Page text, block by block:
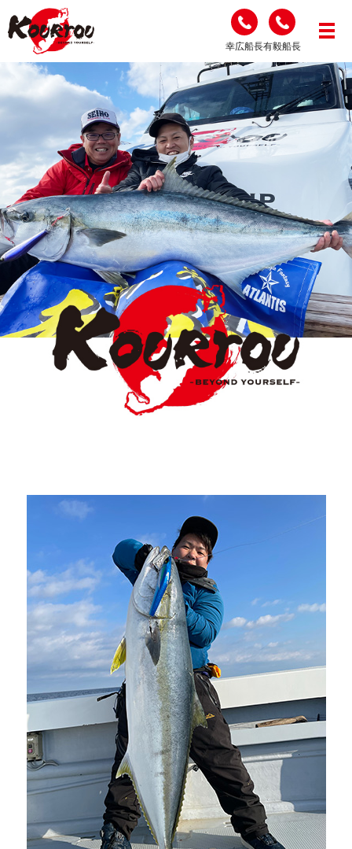
幸広船長有毅船長